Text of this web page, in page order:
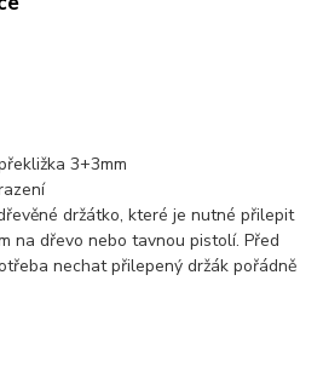
3+3mm
držátko, které je nutné přilepit
na dřevo nebo tavnou pistolí. Před
nechat přilepený držák pořádně